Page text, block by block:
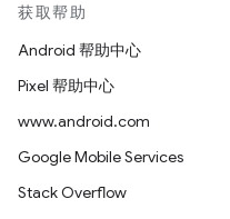
获取帮助
Android 帮助中心
Pixel 帮助中心
www.android.com
Google Mobile Services
Stack Overflow